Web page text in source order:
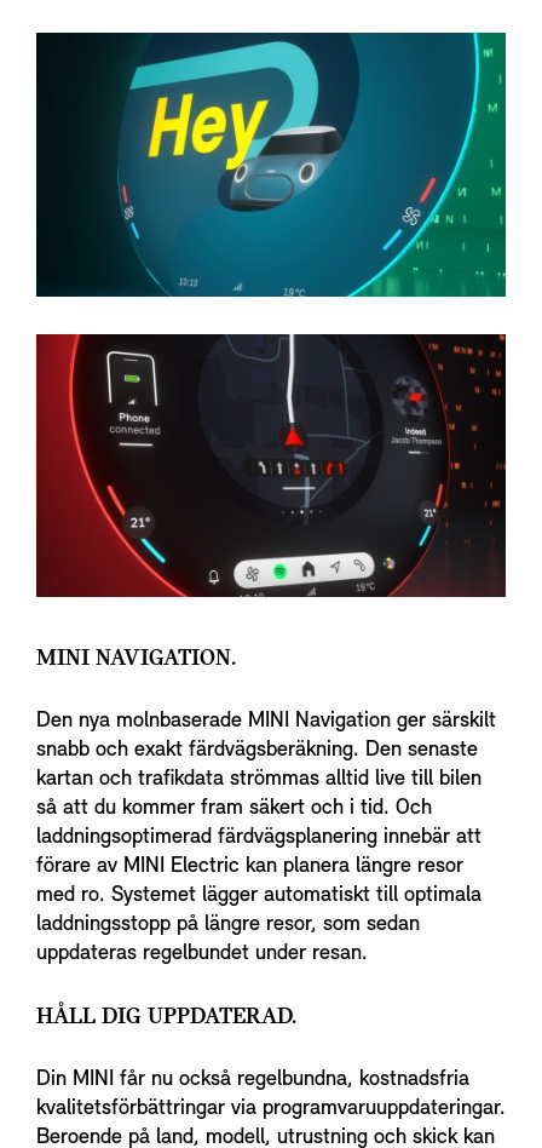
MINI NAVIGATION.
Den nya molnbaserade MINI Navigation ger särskilt
snabb och exakt färdvägsberäkning. Den senaste
kartan och trafikdata strömmas alltid live till bilen
så att du kommer fram säkert och i tid. Och
laddningsoptimerad färdvägsplanering innebär att
förare av MINI Electric kan planera längre resor
med ro. Systemet lägger automatiskt till optimala
laddningsstopp på längre resor, som sedan
uppdateras regelbundet under resan.
HÅLL DIG UPPDATERAD.
Din MINI får nu också regelbundna, kostnadsfria
kvalitetsförbättringar via programvaruuppdateringar.
Beroende på land, modell, utrustning och skick kan